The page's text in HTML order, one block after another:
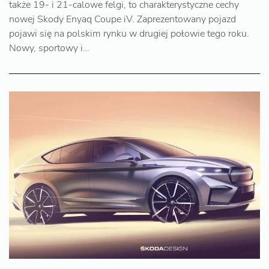
także 19- i 21-calowe felgi, to charakterystyczne cechy
nowej Skody Enyaq Coupe iV. Zaprezentowany pojazd
pojawi się na polskim rynku w drugiej połowie tego roku.
Nowy, sportowy i…